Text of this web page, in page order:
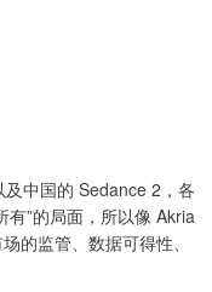
中国的 Sedance 2，各
有”的局面，所以像 Akria
的监管、数据可得性、